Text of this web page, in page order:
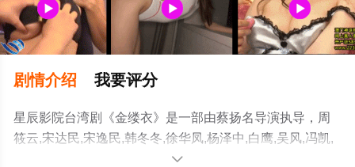
剧情介绍 我要评分
星辰影院台湾剧《金缕衣》是一部由蔡扬名导演执导，周
筱云,宋达民,宋逸民,韩冬冬,徐华凤,杨泽中,白鹰,吴风,冯凯,
蔡岳勋,戈伟家等演员精彩演绎的台湾电视剧，大结局剧情
